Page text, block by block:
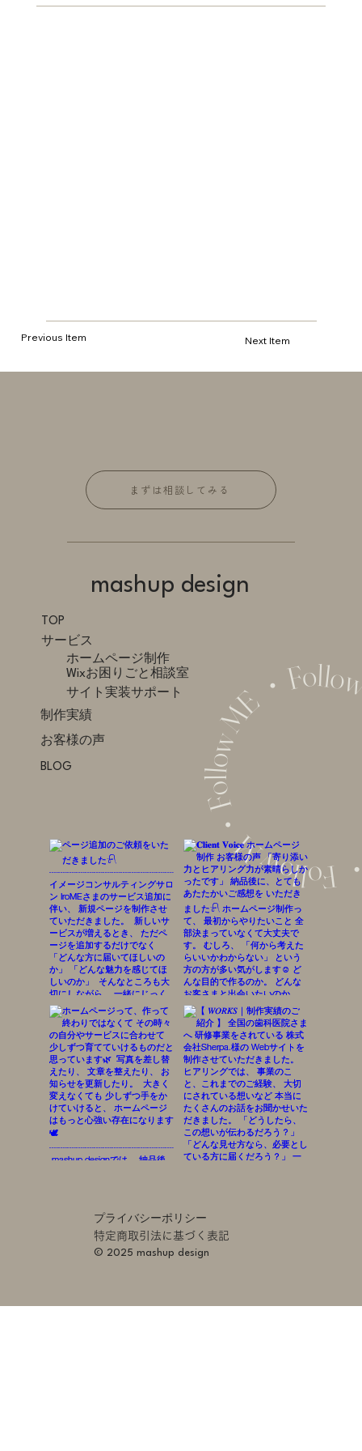
Previous Item Next Item
まずは相談してみる
mashup design
TOP
サービス
ホームページ制作
Wixお困りごと相談室
サイト実装サポート
制作実績
お客様の声
BLOG ・Follow ME ・Follow ME ・
プライバシーポリシー
特定商取引法に基づく表記
© 2025 mashup design